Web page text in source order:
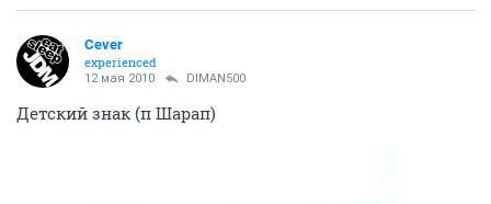
Cever
experienced
12 мая 2010 DIMAN500
Детский знак (п Шарап)